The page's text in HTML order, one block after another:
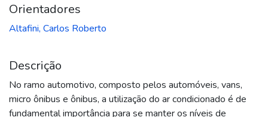
Orientadores
Altafini, Carlos Roberto
Descrição
No ramo automotivo, composto pelos automóveis, vans,
micro ônibus e ônibus, a utilização do ar condicionado é de
fundamental importância para se manter os níveis de